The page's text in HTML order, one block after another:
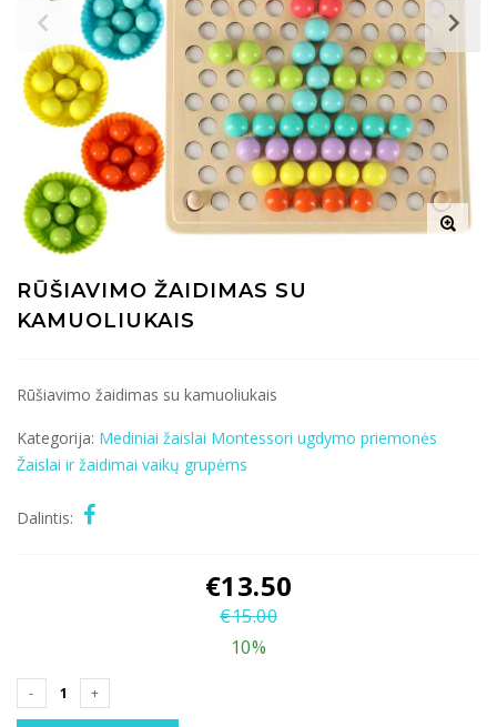
RŪŠIAVIMO ŽAIDIMAS SU
KAMUOLIUKAIS
Rūšiavimo žaidimas su kamuoliukais
Kategorija: Mediniai žaislai Montessori ugdymo priemonės
Žaislai ir žaidimai vaikų grupėms
Dalintis:
€13.50
€15.00
10%